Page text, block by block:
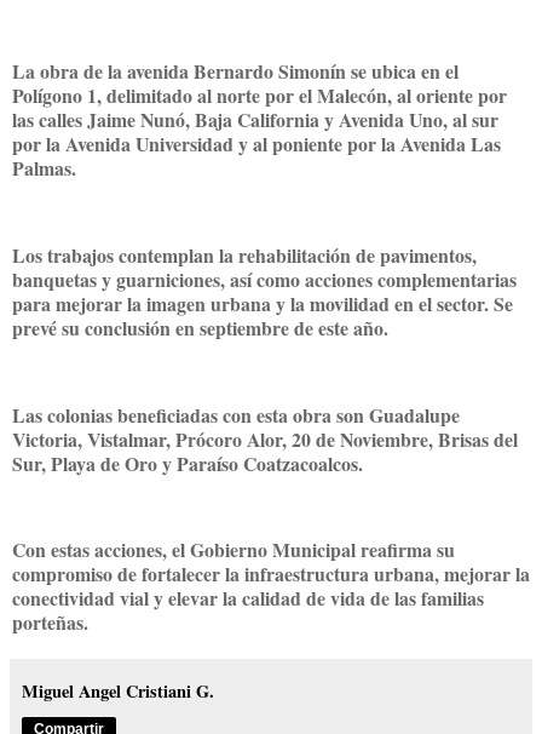
La obra de la avenida Bernardo Simonín se ubica en el
Polígono 1, delimitado al norte por el Malecón, al oriente por
las calles Jaime Nunó, Baja California y Avenida Uno, al sur
por la Avenida Universidad y al poniente por la Avenida Las
Palmas.
Los trabajos contemplan la rehabilitación de pavimentos,
banquetas y guarniciones, así como acciones complementarias
para mejorar la imagen urbana y la movilidad en el sector. Se
prevé su conclusión en septiembre de este año.
Las colonias beneficiadas con esta obra son Guadalupe
Victoria, Vistalmar, Prócoro Alor, 20 de Noviembre, Brisas del
Sur, Playa de Oro y Paraíso Coatzacoalcos.
Con estas acciones, el Gobierno Municipal reafirma su
compromiso de fortalecer la infraestructura urbana, mejorar la
conectividad vial y elevar la calidad de vida de las familias
porteñas.
Miguel Angel Cristiani G.
Compartir